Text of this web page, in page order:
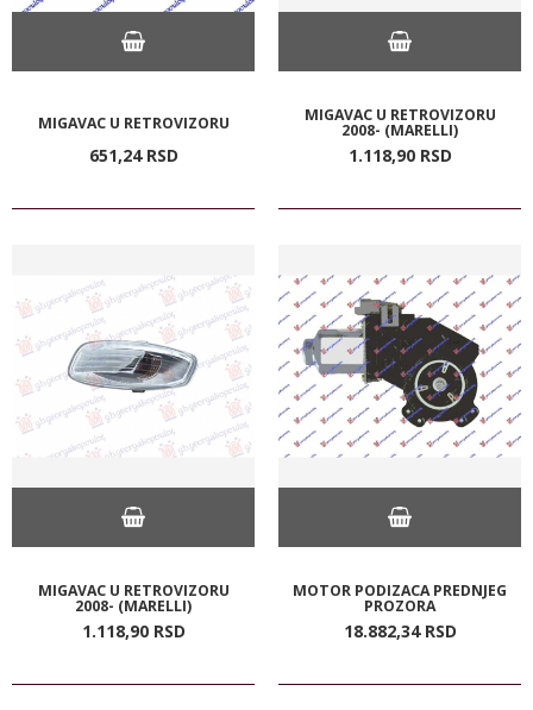
MIGAVAC U RETROVIZORU
651,24 RSD
MIGAVAC U RETROVIZORU
2008- (MARELLI)
1.118,90 RSD
MIGAVAC U RETROVIZORU
2008- (MARELLI)
1.118,90 RSD
MOTOR PODIZACA PREDNJEG
PROZORA
18.882,34 RSD